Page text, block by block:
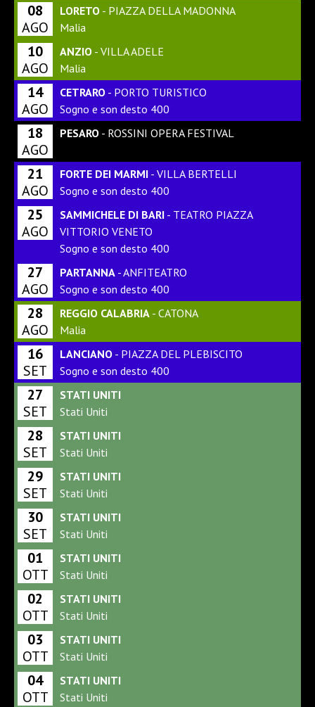
08
AGO
LORETO - PIAZZA DELLA MADONNA
Malia
10
AGO
ANZIO - VILLA ADELE
Malia
14
AGO
CETRARO - PORTO TURISTICO
Sogno e son desto 400
18
AGO
PESARO - ROSSINI OPERA FESTIVAL
21
AGO
FORTE DEI MARMI - VILLA BERTELLI
Sogno e son desto 400
25
AGO
SAMMICHELE DI BARI - TEATRO PIAZZA
VITTORIO VENETO
Sogno e son desto 400
27
AGO
PARTANNA - ANFITEATRO
Sogno e son desto 400
28
AGO
REGGIO CALABRIA - CATONA
Malia
16
SET
LANCIANO - PIAZZA DEL PLEBISCITO
Sogno e son desto 400
27
SET
STATI UNITI
Stati Uniti
28
SET
STATI UNITI
Stati Uniti
29
SET
STATI UNITI
Stati Uniti
30
SET
STATI UNITI
Stati Uniti
01
OTT
STATI UNITI
Stati Uniti
02
OTT
STATI UNITI
Stati Uniti
03
OTT
STATI UNITI
Stati Uniti
04
OTT
STATI UNITI
Stati Uniti